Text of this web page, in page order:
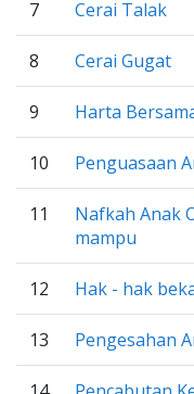
7 Cerai Talak
8 Cerai Gugat
9 Harta
10 Penguasaan
11
Nafkah Anak
mampu
12 Hak - hak
13 Pengesahan